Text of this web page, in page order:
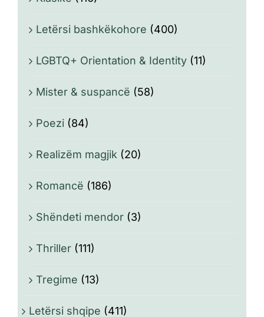
Letërsi bashkëkohore (400)
LGBTQ+ Orientation & Identity (11)
Mister & suspancë (58)
Poezi (84)
Realizëm magjik (20)
Romancë (186)
Shëndeti mendor (3)
Thriller (111)
Tregime (13)
Letërsi shqipe (411)